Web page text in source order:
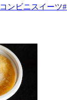
コンビニスイーツ#